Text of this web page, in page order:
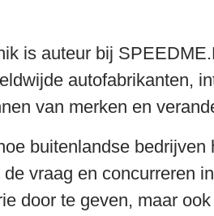
is auteur bij
autofabrikanten,
van merken en
buitenlandse
vraag en concurreren
door te geven, maar